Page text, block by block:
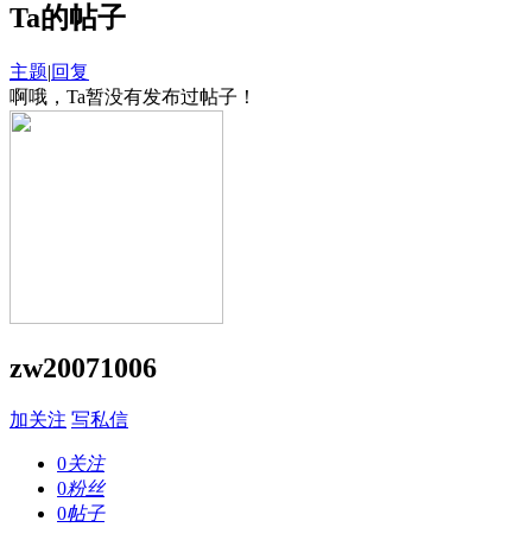
Ta的帖子
主题|回复
啊哦，Ta暂没有发布过帖子！
zw20071006
加关注 写私信
0关注
0粉丝
0帖子